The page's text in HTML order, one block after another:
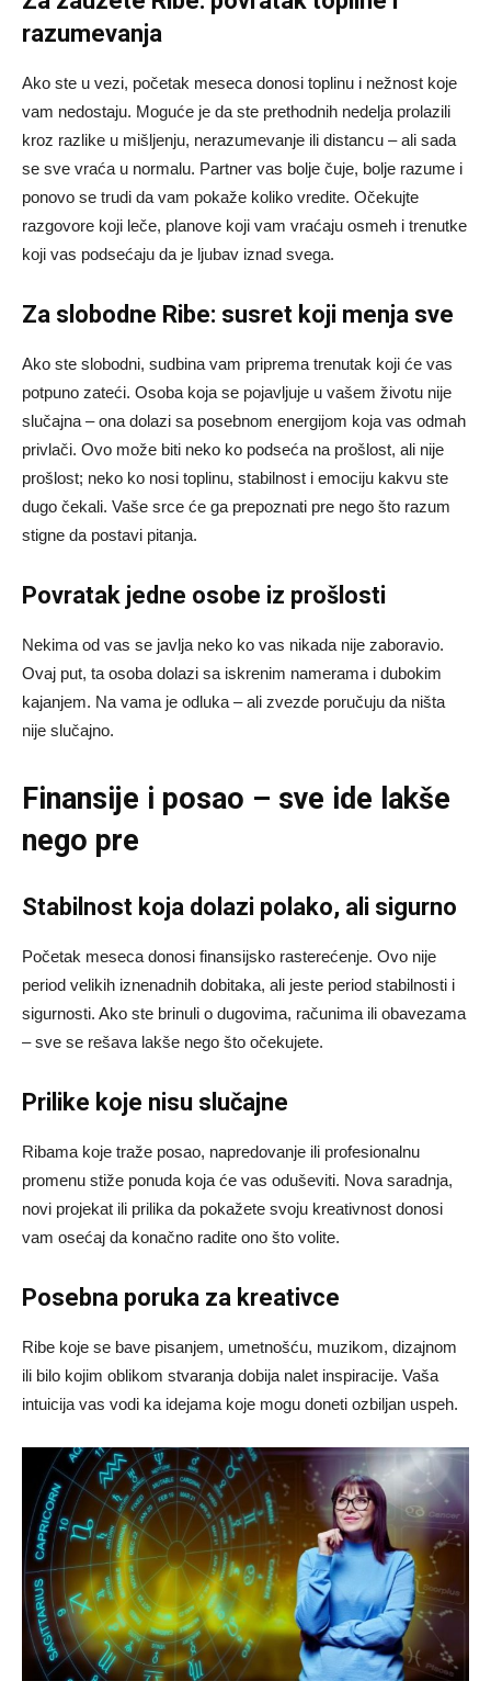
razumevanja
Ako ste u vezi, početak meseca donosi toplinu i nežnost koje
vam nedostaju. Moguće je da ste prethodnih nedelja prolazili
kroz razlike u mišljenju, nerazumevanje ili distancu – ali sada
se sve vraća u normalu. Partner vas bolje čuje, bolje razume i
ponovo se trudi da vam pokaže koliko vredite. Očekujte
razgovore koji leče, planove koji vam vraćaju osmeh i trenutke
koji vas podsećaju da je ljubav iznad svega.
Za slobodne Ribe: susret koji menja sve
Ako ste slobodni, sudbina vam priprema trenutak koji će vas
potpuno zateći. Osoba koja se pojavljuje u vašem životu nije
slučajna – ona dolazi sa posebnom energijom koja vas odmah
privlači. Ovo može biti neko ko podseća na prošlost, ali nije
prošlost; neko ko nosi toplinu, stabilnost i emociju kakvu ste
dugo čekali. Vaše srce će ga prepoznati pre nego što razum
stigne da postavi pitanja.
Povratak jedne osobe iz prošlosti
Nekima od vas se javlja neko ko vas nikada nije zaboravio.
Ovaj put, ta osoba dolazi sa iskrenim namerama i dubokim
kajanjem. Na vama je odluka – ali zvezde poručuju da ništa
nije slučajno.
Finansije i posao – sve ide lakše
nego pre
Stabilnost koja dolazi polako, ali sigurno
Početak meseca donosi finansijsko rasterećenje. Ovo nije
period velikih iznenadnih dobitaka, ali jeste period stabilnosti i
sigurnosti. Ako ste brinuli o dugovima, računima ili obavezama
– sve se rešava lakše nego što očekujete.
Prilike koje nisu slučajne
Ribama koje traže posao, napredovanje ili profesionalnu
promenu stiže ponuda koja će vas oduševiti. Nova saradnja,
novi projekat ili prilika da pokažete svoju kreativnost donosi
vam osećaj da konačno radite ono što volite.
Posebna poruka za kreativce
Ribe koje se bave pisanjem, umetnošću, muzikom, dizajnom
ili bilo kojim oblikom stvaranja dobija nalet inspiracije. Vaša
intuicija vas vodi ka idejama koje mogu doneti ozbiljan uspeh.